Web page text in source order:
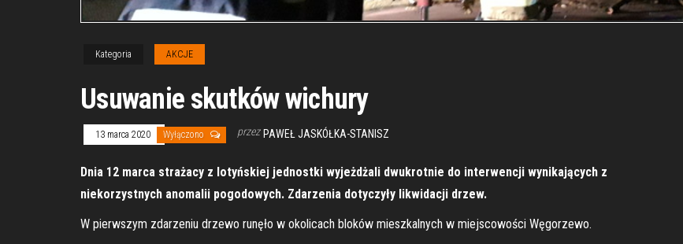
Kategoria AKCJE
Usuwanie skutków wichury
13 marca 2020 Wyłączono przez PAWEŁ JASKÓŁKA-STANISZ
Dnia 12 marca strażacy z lotyńskiej jednostki wyjeżdżali dwukrotnie do interwencji wynikających z
niekorzystnych anomalii pogodowych. Zdarzenia dotyczyły likwidacji drzew.
W pierwszym zdarzeniu drzewo runęło w okolicach bloków mieszkalnych w miejscowości Węgorzewo.